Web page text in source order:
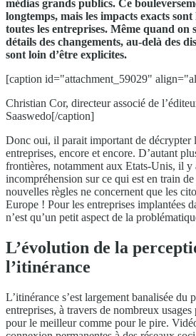
médias grands publics. Ce
longtemps, mais les impacts exacts
toutes les entreprises. Même quand on
détails des changements, au-delà des
sont loin d’être explicites.
[caption id="attachment_59029"
Christian Cor, directeur associé de
Saaswedo[/caption]
Donc oui, il parait important de décrypter
entreprises, encore et encore. D’autant
frontières, notamment aux Etats-Unis, il y
incompréhension sur ce qui est en train
nouvelles règles ne concernent que les
Europe ! Pour les entreprises implantées
n’est qu’un petit aspect de la
L’évolution de la
l’itinérance
L’itinérance s’est largement banalisée du
entreprises, à travers de nombreux
pour le meilleur comme pour le pire.